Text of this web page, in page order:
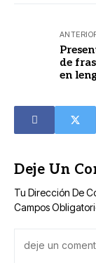
de
en
Deje Un
Tu Dirección De
Campos